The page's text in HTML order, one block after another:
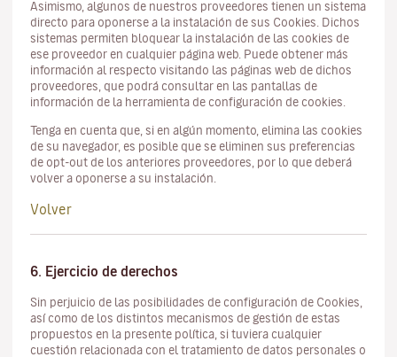
Asimismo, algunos de nuestros proveedores tienen un sistema
directo para oponerse a la instalación de sus Cookies.
Dichos
sistemas permiten bloquear la instalación de las cookies de
ese proveedor en cualquier página web. Puede obtener más
información al respecto visitando las páginas web de dichos
proveedores, que podrá consultar en las pantallas de
información de la herramienta de configuración de cookies.
Tenga en cuenta que, si en algún momento, elimina las cookies
de su navegador, es posible que se eliminen sus preferencias
de opt-out de los anteriores proveedores, por lo que deberá
volver a oponerse a su instalación.
Volver
6. Ejercicio de derechos
Sin perjuicio de las posibilidades de configuración de Cookies,
así como de los distintos mecanismos de gestión de estas
propuestos en la presente política, si tuviera cualquier
cuestión relacionada con el tratamiento de datos personales o